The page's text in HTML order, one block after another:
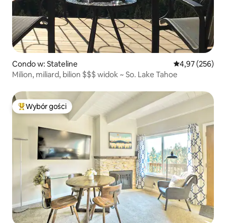
Condo w: Stateline Średnia
4,97 (256)
Milion, miliard, bilion $$$ widok ~ So. Lake Tahoe
Najpopularniejsze z kategorii Wybór gości
Wybór gości